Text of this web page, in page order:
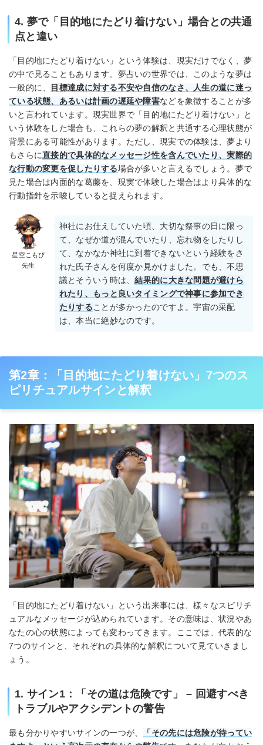
4. 夢で「目的地にたどり着けない」場合との共通
点と違い
「目的地にたどり着けない」という体験は、現実だけでなく、夢
の中で見ることもあります。夢占いの世界では、このような夢は
一般的に、
目標達成に対する不安や自信のなさ、人生の道に迷っ
ている状態、あるいは計画の遅延や障害などを象徴することが多
いと言われています。現実世界で「目的地にたどり着けない」と
いう体験をした場合も、これらの夢の解釈と共通する心理状態が
背景にある可能性があります。ただし、現実での体験は、夢より
もさらに直接的で具体的なメッセージ性を含んでいたり、実際的
な行動の変更を促したりする場合が多いと言えるでしょう。夢で
見た場合は内面的な葛藤を、現実で体験した場合はより具体的な
行動指針を示唆していると捉えられます。
星空こもぴ
先生
神社にお仕えしていた頃、大切な祭事の日に限っ
て、なぜか道が混んでいたり、忘れ物をしたりし
て、なかなか神社に到着できないという経験をさ
れた氏子さんを何度か見かけました。でも、不思
議とそういう時は、結果的に大きな問題が避けら
れたり、もっと良いタイミングで神事に参加でき
たりすることが多かったのですよ。宇宙の采配
は、本当に絶妙なのです。
第2章：「目的地にたどり着けない」7つのス
ピリチュアルサインと解釈
「目的地にたどり着けない」という出来事には、様々なスピリチ
ュアルなメッセージが込められています。その意味は、状況やあ
なたの心の状態によっても変わってきます。ここでは、代表的な
7つのサインと、それぞれの具体的な解釈について見ていきまし
ょう。
1. サイン1：「その道は危険です」 – 回避すべき
トラブルやアクシデントの警告
最も分かりやすいサインの一つが、
「その先には危険が待ってい